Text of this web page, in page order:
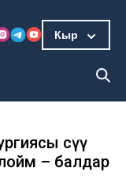
Кыр
өсүү
– балдар